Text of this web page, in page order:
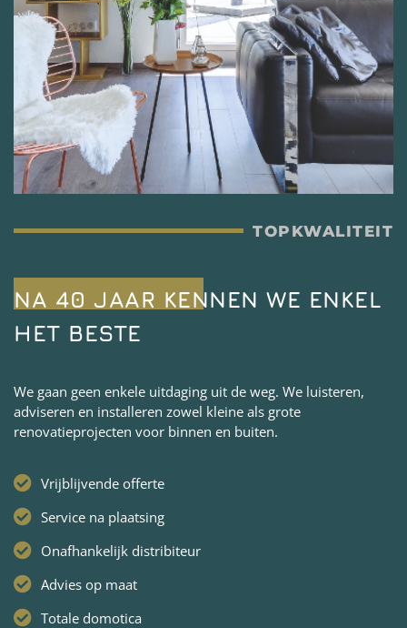
TOPKWALITEIT
NA 40 JAAR KENNEN WE ENKEL
HET BESTE
We gaan geen enkele uitdaging uit de weg. We luisteren,
adviseren en installeren zowel kleine als grote
renovatieprojecten voor binnen en buiten.
Vrijblijvende offerte
Service na plaatsing
Onafhankelijk distribiteur
Advies op maat
Totale domotica